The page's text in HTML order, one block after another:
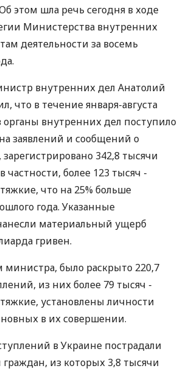
этом шла речь сегодня в ходе
Министерства внутренних
деятельности за восемь
внутренних дел Анатолий
что в течение января-августа
органы внутренних дел поступило
заявлений и сообщений о
342,8 тысячи
частности, более 123 тысяч -
что на 25% больше
года. Указанные
материальный ущерб
гривен.
министра, было раскрыто 220,7
из них более 79 тысяч -
установлены личности
в их совершении.
в Украине пострадали
граждан, из которых 3,8 тысячи